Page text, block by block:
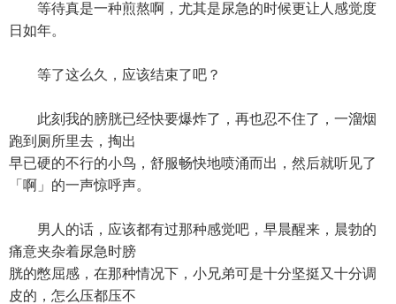
等待真是一种煎熬啊，尤其是尿急的时候更让人感觉度
日如年。
等了这么久，应该结束了吧？
此刻我的膀胱已经快要爆炸了，再也忍不住了，一溜烟
跑到厕所里去，掏出
早已硬的不行的小鸟，舒服畅快地喷涌而出，然后就听见了
「啊」的一声惊呼声。
男人的话，应该都有过那种感觉吧，早晨醒来，晨勃的
痛意夹杂着尿急时膀
胱的憋屈感，在那种情况下，小兄弟可是十分坚挺又十分调
皮的，怎么压都压不